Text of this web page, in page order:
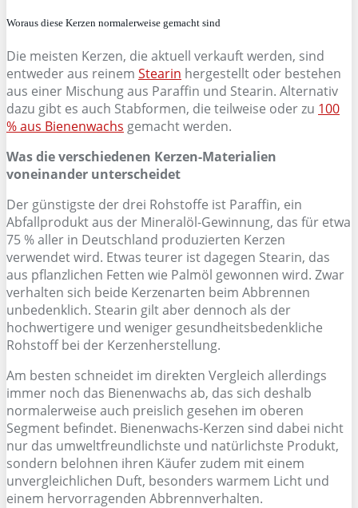
Woraus diese Kerzen normalerweise gemacht sind
Die meisten Kerzen, die aktuell verkauft werden, sind
entweder aus reinem Stearin hergestellt oder bestehen
aus einer Mischung aus Paraffin und Stearin. Alternativ
dazu gibt es auch Stabformen, die teilweise oder zu 100
% aus Bienenwachs gemacht werden.
Was die verschiedenen Kerzen-Materialien
voneinander unterscheidet
Der günstigste der drei Rohstoffe ist Paraffin, ein
Abfallprodukt aus der Mineralöl-Gewinnung, das für etwa
75 % aller in Deutschland produzierten Kerzen
verwendet wird. Etwas teurer ist dagegen Stearin, das
aus pflanzlichen Fetten wie Palmöl gewonnen wird. Zwar
verhalten sich beide Kerzenarten beim Abbrennen
unbedenklich. Stearin gilt aber dennoch als der
hochwertigere und weniger gesundheitsbedenkliche
Rohstoff bei der Kerzenherstellung.
Am besten schneidet im direkten Vergleich allerdings
immer noch das Bienenwachs ab, das sich deshalb
normalerweise auch preislich gesehen im oberen
Segment befindet. Bienenwachs-Kerzen sind dabei nicht
nur das umweltfreundlichste und natürlichste Produkt,
sondern belohnen ihren Käufer zudem mit einem
unvergleichlichen Duft, besonders warmem Licht und
einem hervorragenden Abbrennverhalten.